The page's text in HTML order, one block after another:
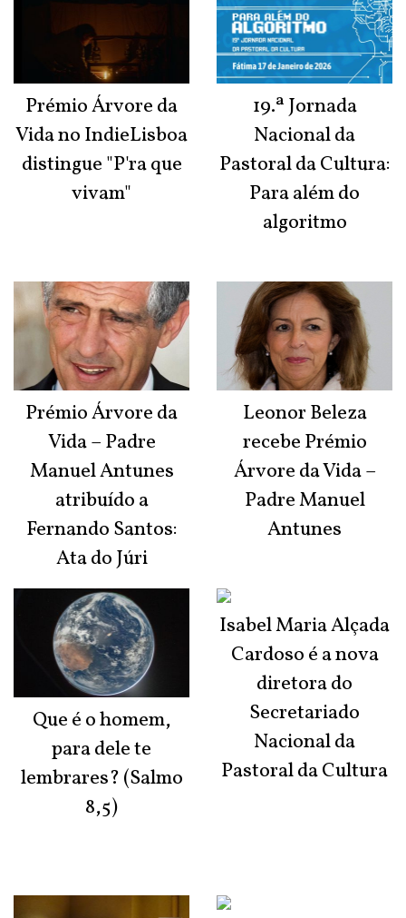
Prémio Árvore da
Vida no IndieLisboa
distingue "P'ra que
vivam"
Prémio Árvore da
Vida – Padre
Manuel Antunes
atribuído a
Fernando Santos:
Ata do Júri
Que é o homem,
para dele te
lembrares? (Salmo
8,5)
19.ª Jornada
Nacional da
Pastoral da Cultura:
Para além do
algoritmo
Leonor Beleza
recebe Prémio
Árvore da Vida –
Padre Manuel
Antunes
Isabel Maria Alçada
Cardoso é a nova
diretora do
Secretariado
Nacional da
Pastoral da Cultura